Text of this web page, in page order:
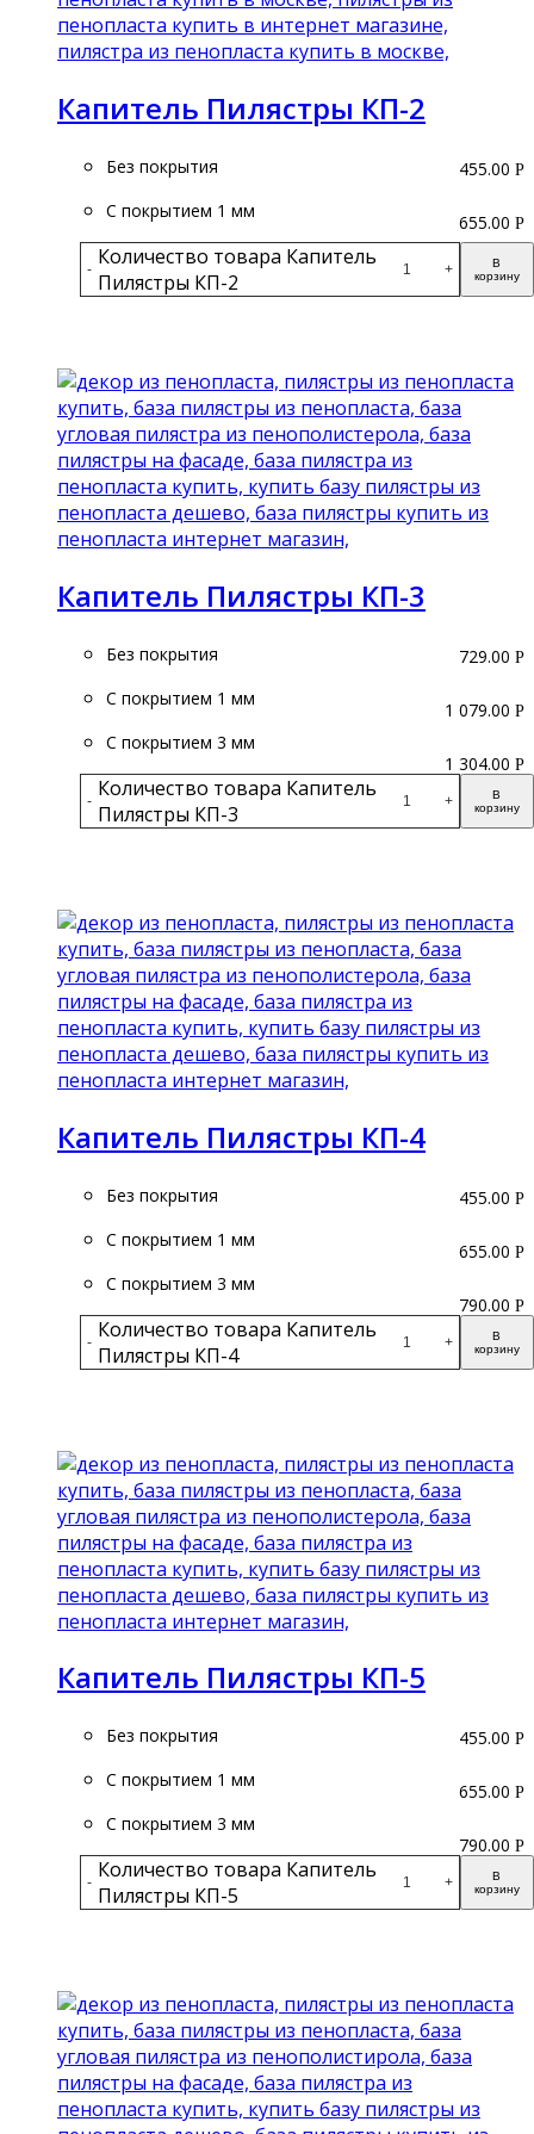
Капитель Пилястры КП-2
Без покрытия
С покрытием 1 мм
- Количество товара Капитель
Пилястры КП-2
+
В
корзину
455.00 Р
655.00 Р
Капитель Пилястры КП-3
Без покрытия
С покрытием 1 мм
С покрытием 3 мм
- Количество товара Капитель
Пилястры КП-3
+
В
корзину
729.00 Р
1 079.00 Р
1 304.00 Р
Капитель Пилястры КП-4
Без покрытия
С покрытием 1 мм
С покрытием 3 мм
- Количество товара Капитель
Пилястры КП-4
+
В
корзину
455.00 Р
655.00 Р
790.00 Р
Капитель Пилястры КП-5
Без покрытия
С покрытием 1 мм
С покрытием 3 мм
- Количество товара Капитель
Пилястры КП-5
+
В
корзину
455.00 Р
655.00 Р
790.00 Р